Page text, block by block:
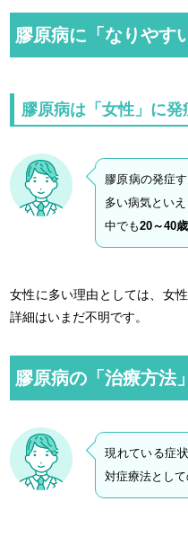
膠原病に「なりやす
膠原病は「女性」に発
膠原病の発症
多い病気といえ
中でも20～40
女性に多い理由としては、女
詳細はいまだ不明です。
膠原病の「治療方法」
現れている症
対症療法とし